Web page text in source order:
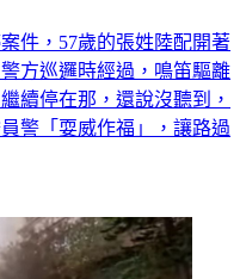
件，57歲的張姓陸配開著
方巡邏時經過，鳴笛驅離
續停在那，還說沒聽到，
警「耍威作福」，讓路過